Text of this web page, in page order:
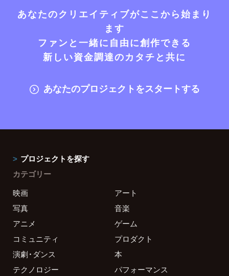
あなたのクリエイティブがここから始まり
ます
ファンと一緒に自由に創作できる
新しい資金調達のカタチと共に
あなたのプロジェクトをスタートする
プロジェクトを探す
カテゴリー
映画
アート
写真
音楽
アニメ
ゲーム
コミュニティ
プロダクト
演劇・ダンス
本
テクノロジー
パフォーマンス